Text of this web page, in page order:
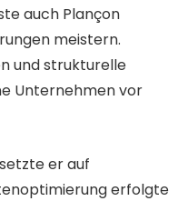
auch Plançon
meistern.
und strukturelle
Unternehmen vor
er auf
erfolgte